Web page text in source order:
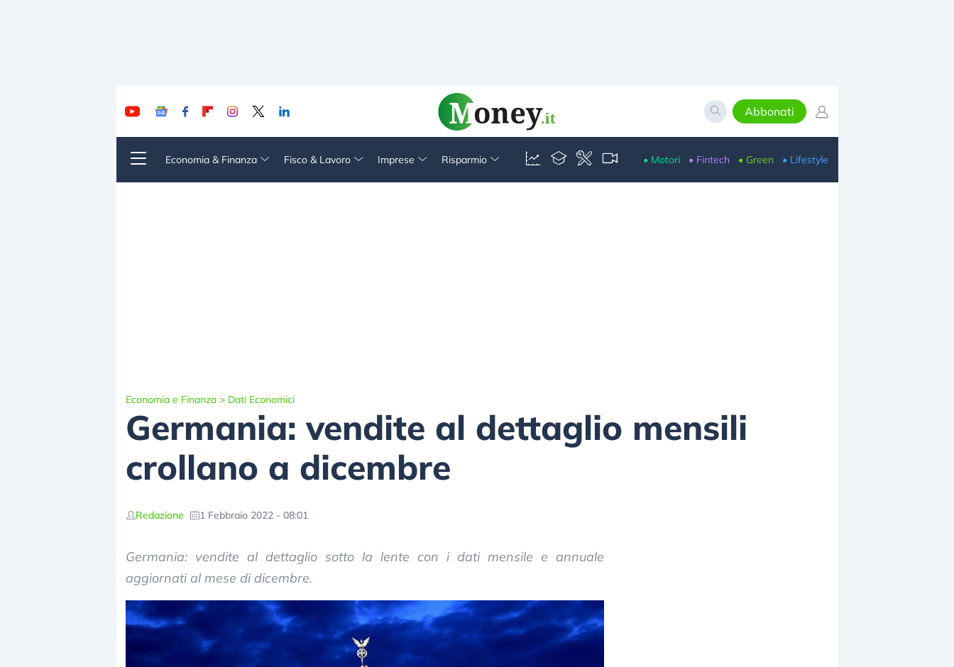
Abbonati
Economia & Finanza Fisco & Lavoro Imprese Risparmio • Motori • Fintech • Green • Lifestyle
Economia e Finanza > Dati Economici
Germania: vendite al dettaglio mensili
crollano a dicembre
Redazione 1 Febbraio 2022 - 08:01
Germania: vendite al dettaglio sotto la lente con i dati mensile e annuale
aggiornati al mese di dicembre.